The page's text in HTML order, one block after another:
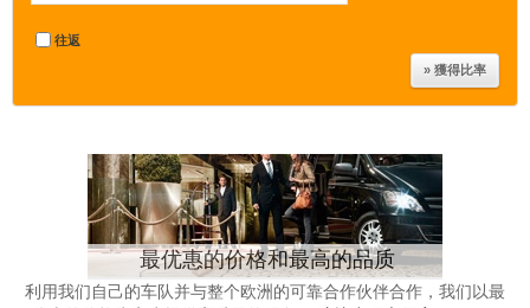
往返
最优惠的价格和最高的品质
利用我们自己的车队并与整个欧洲的可靠合作伙伴合作，我们以最